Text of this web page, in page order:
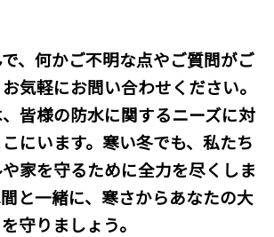
、何かご不明な点やご質問がご
気軽にお問い合わせください。
皆様の防水に関するニーズに対
にいます。寒い冬でも、私たち
家を守るために全力を尽くしま
と一緒に、寒さからあなたの大
守りましょう。